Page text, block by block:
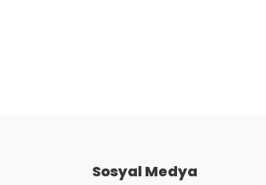
Sosyal Medya